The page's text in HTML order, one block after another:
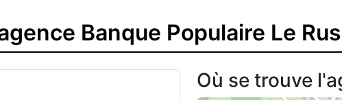
Banque Populaire Le
Où se trouve